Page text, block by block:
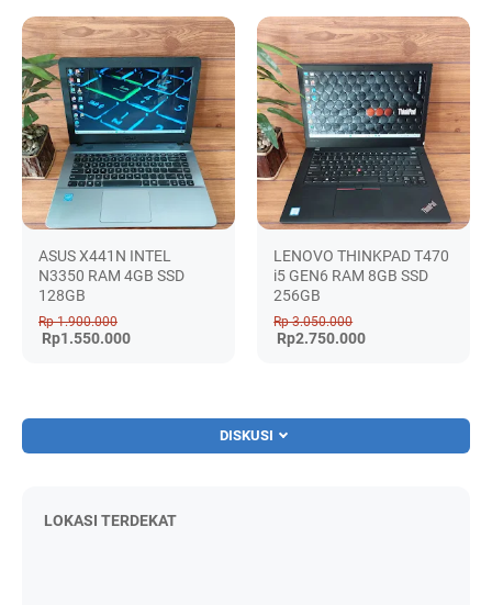
ASUS X441N INTEL
N3350 RAM 4GB SSD
128GB
Rp 1.900.000
Rp1.550.000
LENOVO THINKPAD T470
i5 GEN6 RAM 8GB SSD
256GB
Rp 3.050.000
Rp2.750.000
DISKUSI
LOKASI TERDEKAT